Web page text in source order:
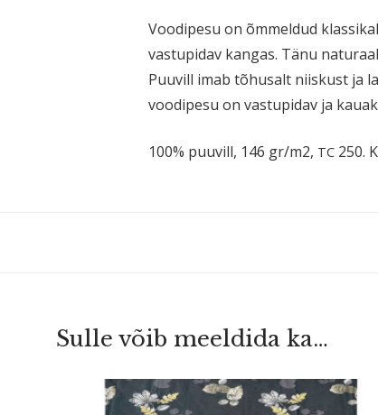
Voodipesu on õmmeldud
vastu­pidav kangas. Tänu
Puuvill imab tõhusalt niiskust ja
voodipesu on vastu­pidav ja
100% puuvill, 146 gr/m2, TC 250.
Sulle võib meeldida ka…